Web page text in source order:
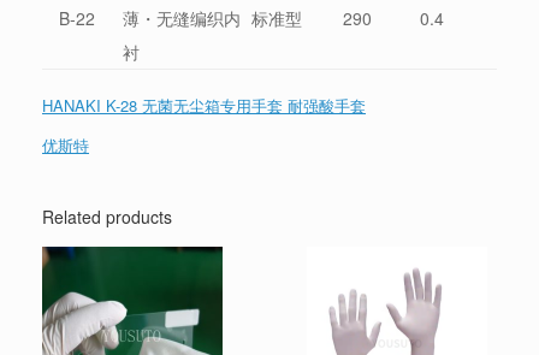
B-22
薄・无缝编织内
衬
标准型 290 0.4
HANAKI K-28 无菌无尘箱专用手套 耐强酸手套
优斯特
Related products